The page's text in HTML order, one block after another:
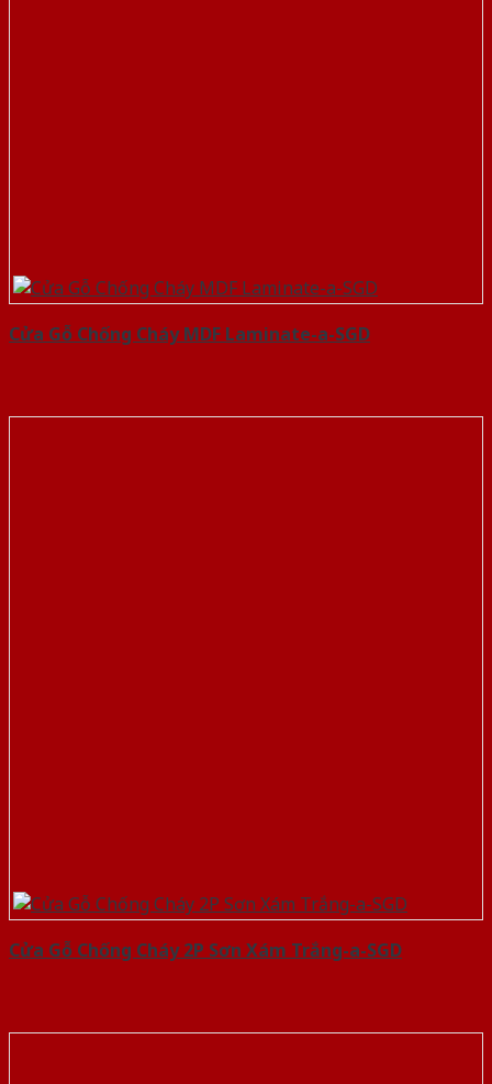
Cửa Gỗ Chống Cháy MDF Laminate-a-SGD
Cửa Gỗ Chống Cháy 2P Sơn Xám Trắng-a-SGD